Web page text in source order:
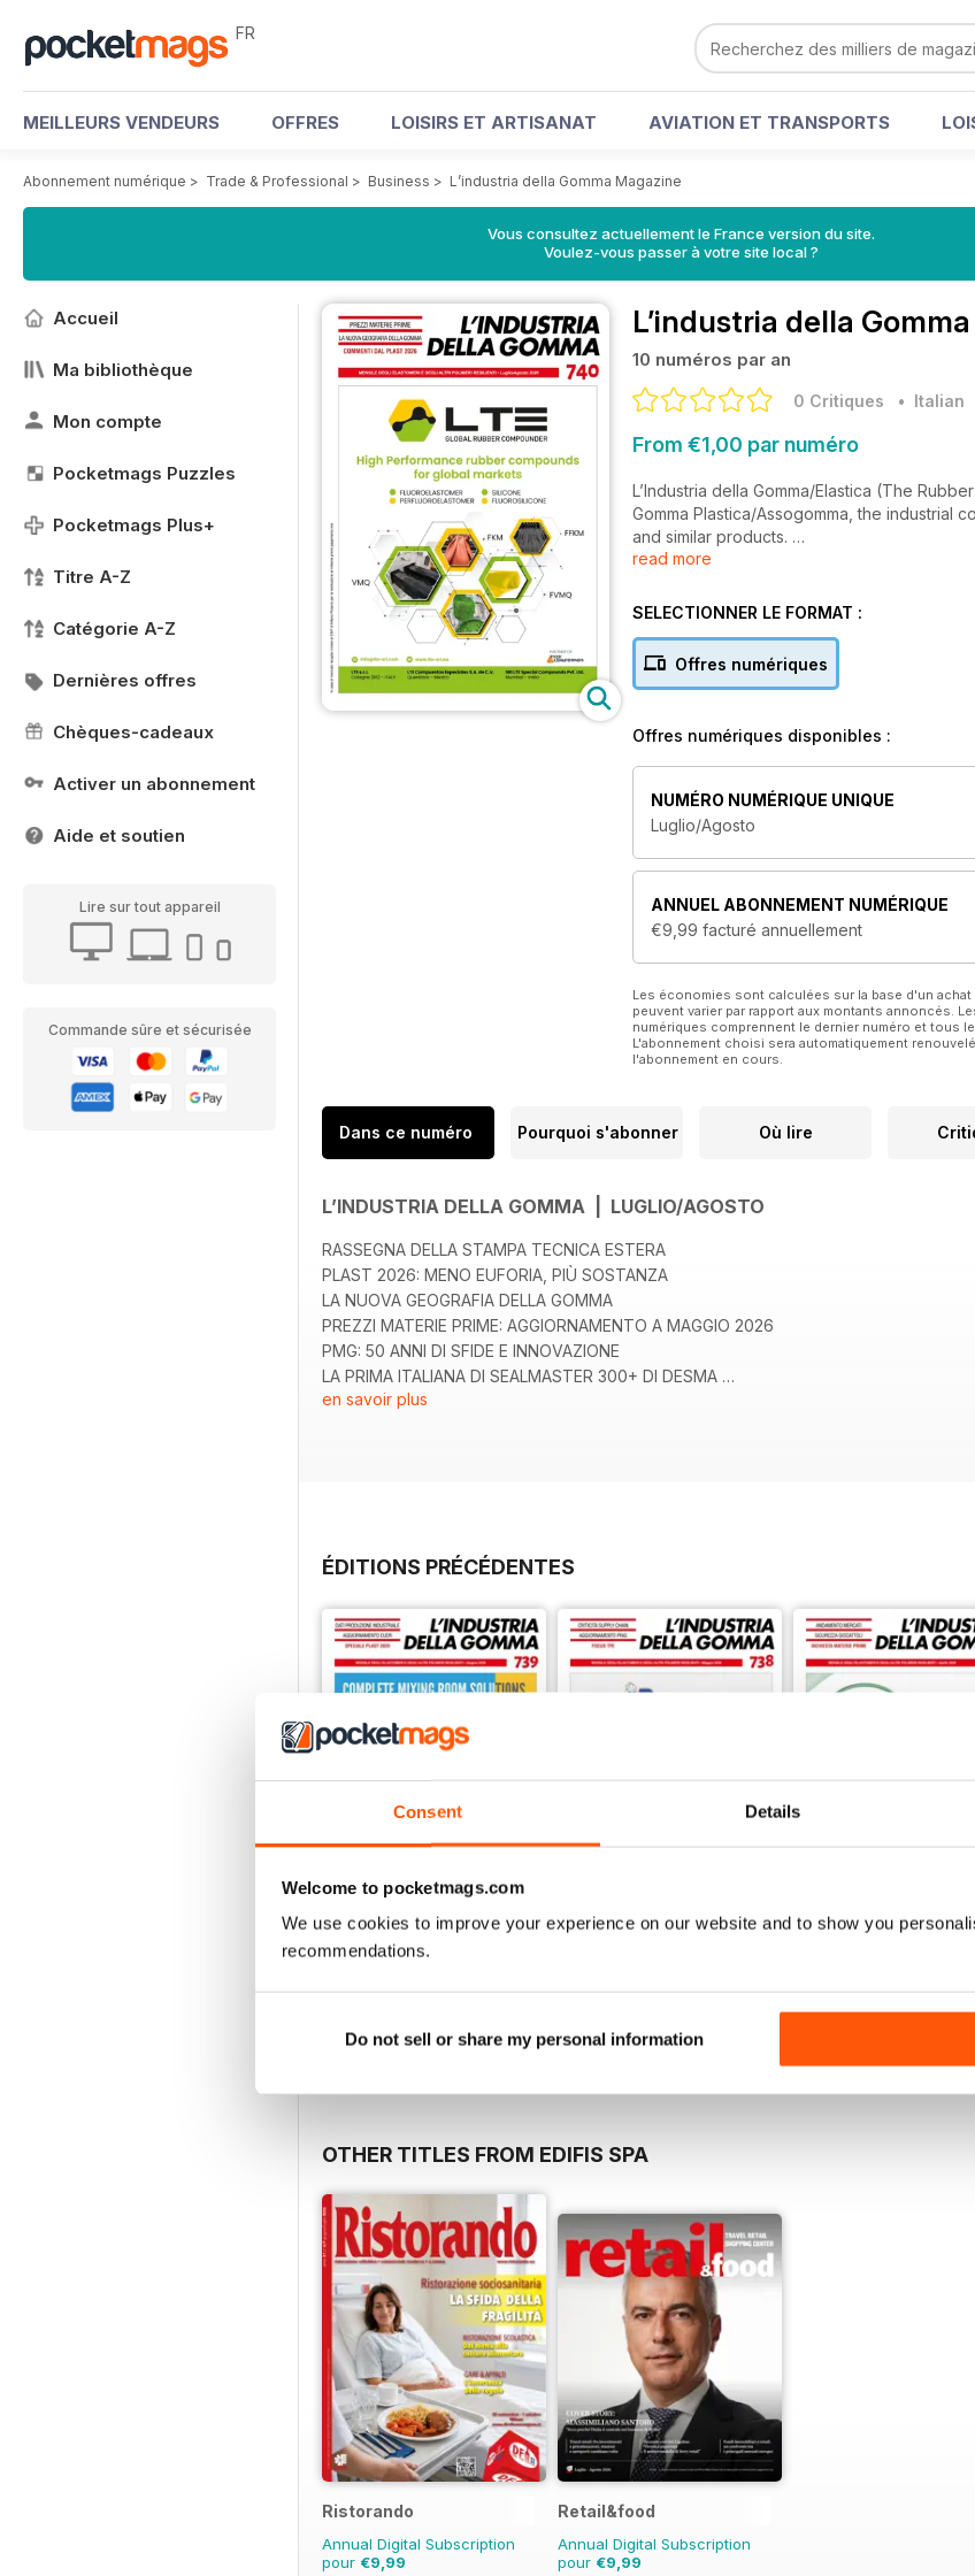
Consent Details
Welcome to pocketmags.com
We use cookies to improve your experience on our website and to show you
recommendations.
Do not sell or share my personal information
FR
MEILLEURS VENDEURS OFFRES LOISIRS ET ARTISANAT AVIATION ET TRANSPORTS
Abonnement numérique > Trade & Professional > Business > L’industria della Gomma Magazine
Vous consultez actuellement le France version du site.
Voulez-vous passer à votre site local ?
Accueil
Ma bibliothèque
Mon compte
Pocketmags Puzzles
Pocketmags Plus+
Titre A-Z
Catégorie A-Z
Dernières offres
Chèques-cadeaux
Activer un abonnement
Aide et soutien
Lire sur tout appareil
Commande sûre et sécurisée
L’industria della
10 numéros par an
0 Critiques • Italian
From €1,00 par numéro
L’Industria della Gomma/Elastica (The
Gomma Plastica/Assogomma, the industrial
and similar products.
As the only Italian magazine exclusively
It is also a very effective and prestigious
Industries that produce semi-finished goods
read more
SELECTIONNER LE FORMAT :
Offres numériques
Offres numériques disponibles :
NUMÉRO NUMÉRIQUE UNIQUE
Luglio/Agosto
ANNUEL ABONNEMENT NUMÉRIQUE
€9,99 facturé annuellement
Les économies sont calculées sur la base d'un
peuvent varier par rapport aux montants annoncés.
numériques comprennent le dernier numéro et tous
L'abonnement choisi sera automatiquement
l'abonnement en cours.
Dans ce numéro Pourquoi s'abonner Où lire
L’INDUSTRIA DELLA GOMMA | LUGLIO/AGOSTO
RASSEGNA DELLA STAMPA TECNICA ESTERA
PLAST 2026: MENO EUFORIA, PIÙ SOSTANZA
LA NUOVA GEOGRAFIA DELLA GOMMA
PREZZI MATERIE PRIME: AGGIORNAMENTO A MAGGIO 2026
PMG: 50 ANNI DI SFIDE E INNOVAZIONE
LA PRIMA ITALIANA DI SEALMASTER 300+ DI DESMA
NUOVE SEMPLIFICAZIONI UE
en savoir plus
ÉDITIONS PRÉCÉDENTES
Giugno
Voir|Ajouter au panier
OTHER TITLES FROM EDIFIS SPA
Ristorando
Annual Digital Subscription
pour €9,99
Retail&food
Annual Digital Subscription
pour €9,99